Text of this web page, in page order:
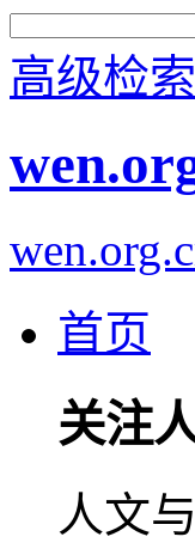
高级检索
首页
关注
人文